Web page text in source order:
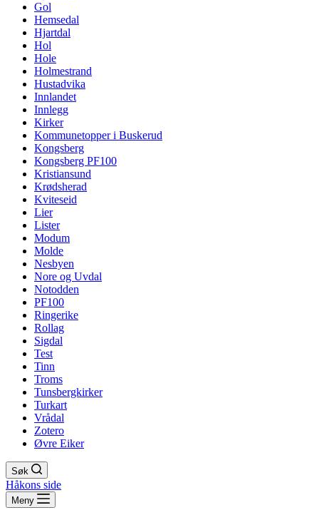
Gol
Hemsedal
Hjartdal
Hol
Hole
Holmestrand
Hustadvika
Innlandet
Innlegg
Kirker
Kommunetopper i Buskerud
Kongsberg
Kongsberg PF100
Kristiansund
Krødsherad
Kviteseid
Lier
Lister
Modum
Molde
Nesbyen
Nore og Uvdal
Notodden
PF100
Ringerike
Rollag
Sigdal
Test
Tinn
Troms
Tunsbergkirker
Turkart
Vrådal
Zotero
Øvre Eiker
Søk
Håkons side
Meny